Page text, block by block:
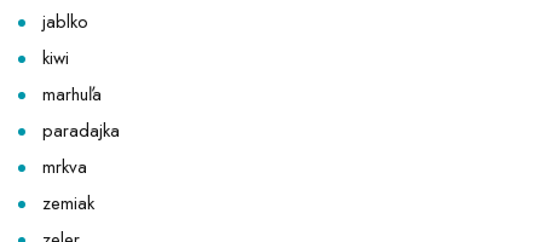
jablko
kiwi
marhuľa
paradajka
mrkva
zemiak